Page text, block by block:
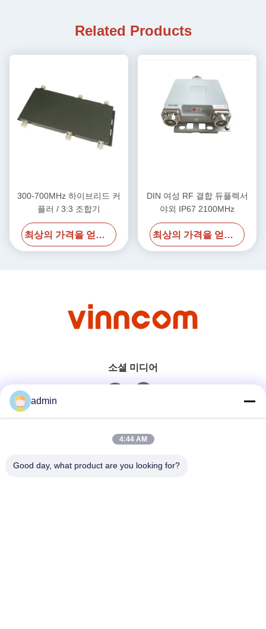
Related Products
300-700MHz 하이브리드 커
플러 / 3:3 조합기
최상의 가격을 얻으세요
DIN 여성 RF 결합 듀플렉서
야외 IP67 2100MHz
최상의 가격을 얻으세요
소셜 미디어
빠른 연락
admin
4:44 AM
Good day, what product are you looking for?